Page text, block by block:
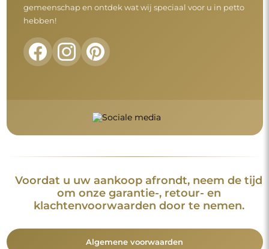
gemeenschap en ontdek wat wij speciaal voor u in petto
hebben!
Voordat u uw aankoop afrondt, neem de tijd
om onze garantie-, retour- en
klachtenvoorwaarden door te nemen.
Algemene voorwaarden